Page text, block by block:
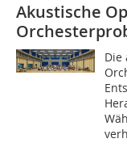
Akustische
Die